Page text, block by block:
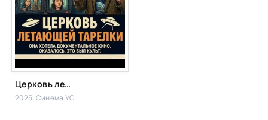
Церковь летающей тарелки
2025, Синема УС